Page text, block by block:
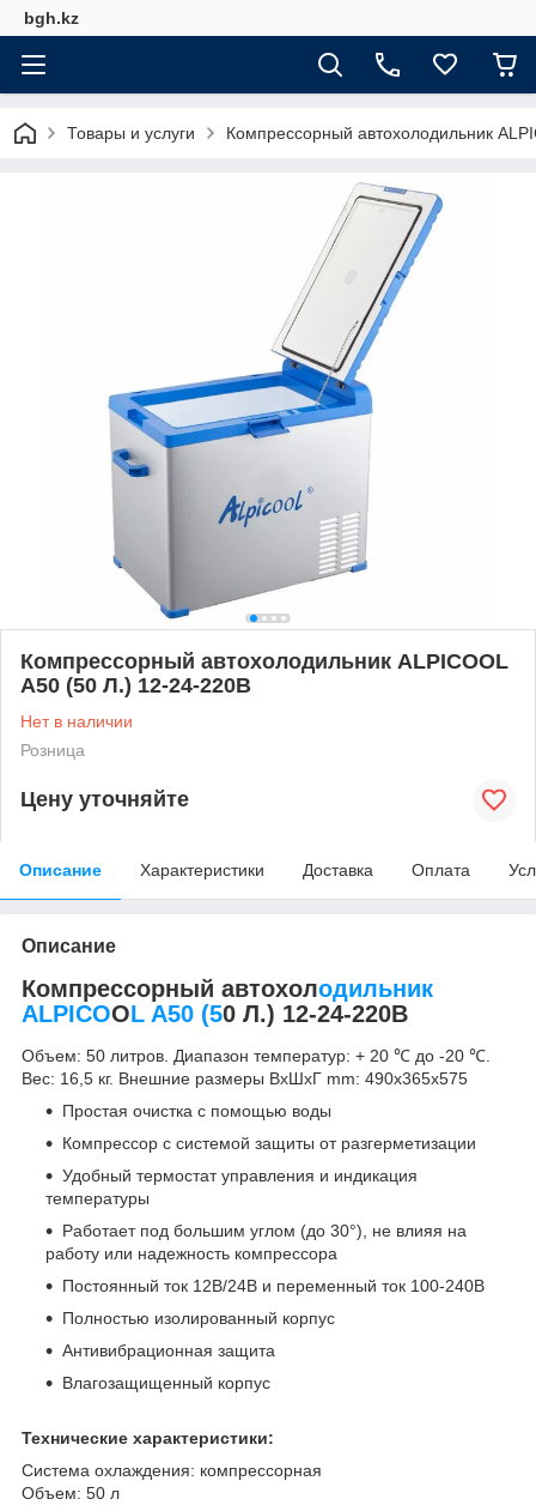
bgh.kz
Товары и услуги Компрессорный автохолодильник
Компрессорный автохолодильник ALPICOOL
A50 (50 Л.) 12-24-220В
Нет в наличии
Розница
Цену уточняйте
Описание Характеристики Доставка Оплата
Описание
Компрессорный автохолодильник
ALPICOOL A50 (50 Л.) 12-24-220В
Объем: 50 литров. Диапазон температур: + 20 ℃ до -20 ℃.
Вес: 16,5 кг. Внешние размеры ВxШxГ mm: 490х365х575
Простая очистка с помощью воды
Компрессор с системой защиты от разгерметизации
Удобный термостат управления и индикация
температуры
Работает под большим углом (до 30°), не влияя на
работу или надежность компрессора
Постоянный ток 12В/24В и переменный ток 100-240В
Полностью изолированный корпус
Антивибрационная защита
Влагозащищенный корпус
Технические характеристики:
Система охлаждения: компрессорная
Объем: 50 л